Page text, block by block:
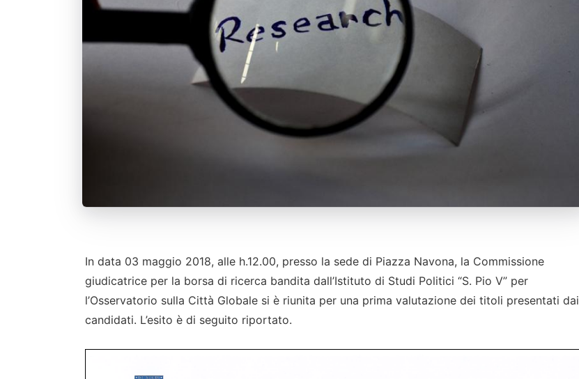
In data 03 maggio 2018, alle h.12.00, presso la sede di Piazza Navona, la Commissione
giudicatrice per la borsa di ricerca bandita dall’Istituto di Studi Politici “S. Pio V” per
l’Osservatorio sulla Città Globale si è riunita per una prima valutazione dei titoli presentati dai
candidati. L’esito è di seguito riportato.